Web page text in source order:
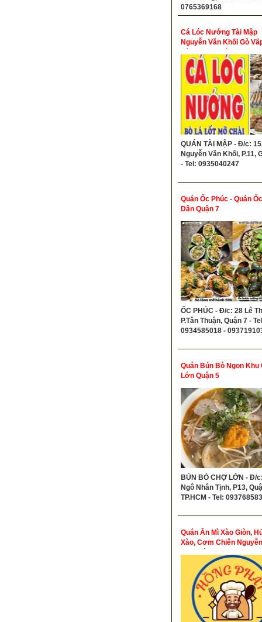
0765369168
Cá Lóc Nướng Tài Mập
Nguyễn Văn Khối Gò
Lá Lốt Mỡ Chài
QUÁN TÀI MẬP - Đ/c:
Nguyễn Văn Khối, P.11,
- Tel: 0935040247
Quán Ốc Phúc - Quán
Dân Quận 7
ỐC PHÚC - Đ/c: 28 Lê
P.Tân Thuận, Quận 7 -
0934585018 -
Quán Bún Bò Ngon Khu
Lớn Quận 5
BÚN BÒ CHỢ LỚN - Đ/
Ngô Nhân Tịnh, P13,
TP.HCM - Tel:
Quán Ăn Mì Xào Giòn,
Xào, Cơm Chiên
Khối Gò Vấp